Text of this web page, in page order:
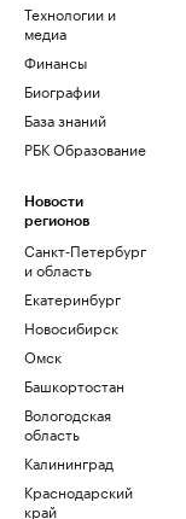
Технологии и
медиа
Финансы
Биографии
База знаний
РБК Образование
Новости
регионов
Санкт-Петербург
и область
Екатеринбург
Новосибирск
Омск
Башкортостан
Вологодская
область
Калининград
Краснодарский
край